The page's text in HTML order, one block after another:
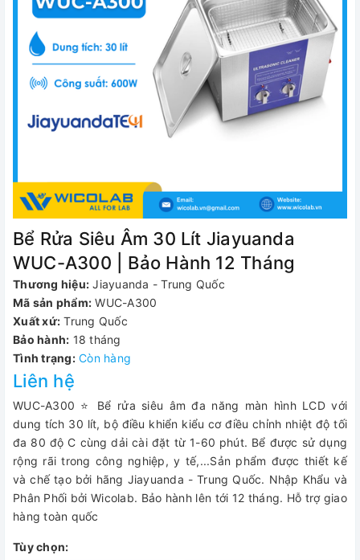
Bể Rửa Siêu Âm 30 Lít Jiayuanda
WUC-A300 | Bảo Hành 12 Tháng
Thương hiệu: Jiayuanda - Trung Quốc
Mã sản phẩm: WUC-A300
Xuất xứ: Trung Quốc
Bảo hành: 18 tháng
Tình trạng: Còn hàng
Liên hệ
WUC-A300 ⭐ Bể rửa siêu âm đa năng màn hình LCD với
dung tích 30 lít, bộ điều khiển kiểu cơ điều chỉnh nhiệt độ tối
đa 80 độ C cùng dải cài đặt từ 1-60 phút. Bể được sử dụng
rộng rãi trong công nghiệp, y tế,...Sản phẩm được thiết kế
và chế tạo bởi hãng Jiayuanda - Trung Quốc. Nhập Khẩu và
Phân Phối bởi Wicolab. Bảo hành lên tới 12 tháng. Hỗ trợ giao
hàng toàn quốc
Tùy chọn: